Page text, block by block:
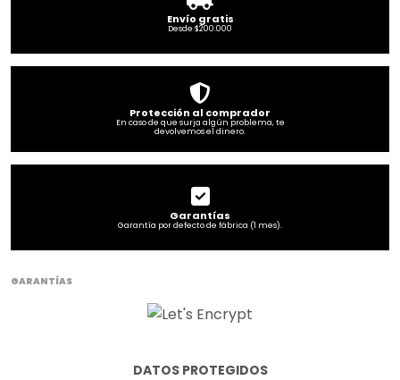
Envío gratis
Desde $200.000
Protección al comprador
En caso de que surja algún problema, te
devolvemos el dinero.
Garantías
Garantía por defecto de fábrica (1 mes).
GARANTÍAS
DATOS PROTEGIDOS